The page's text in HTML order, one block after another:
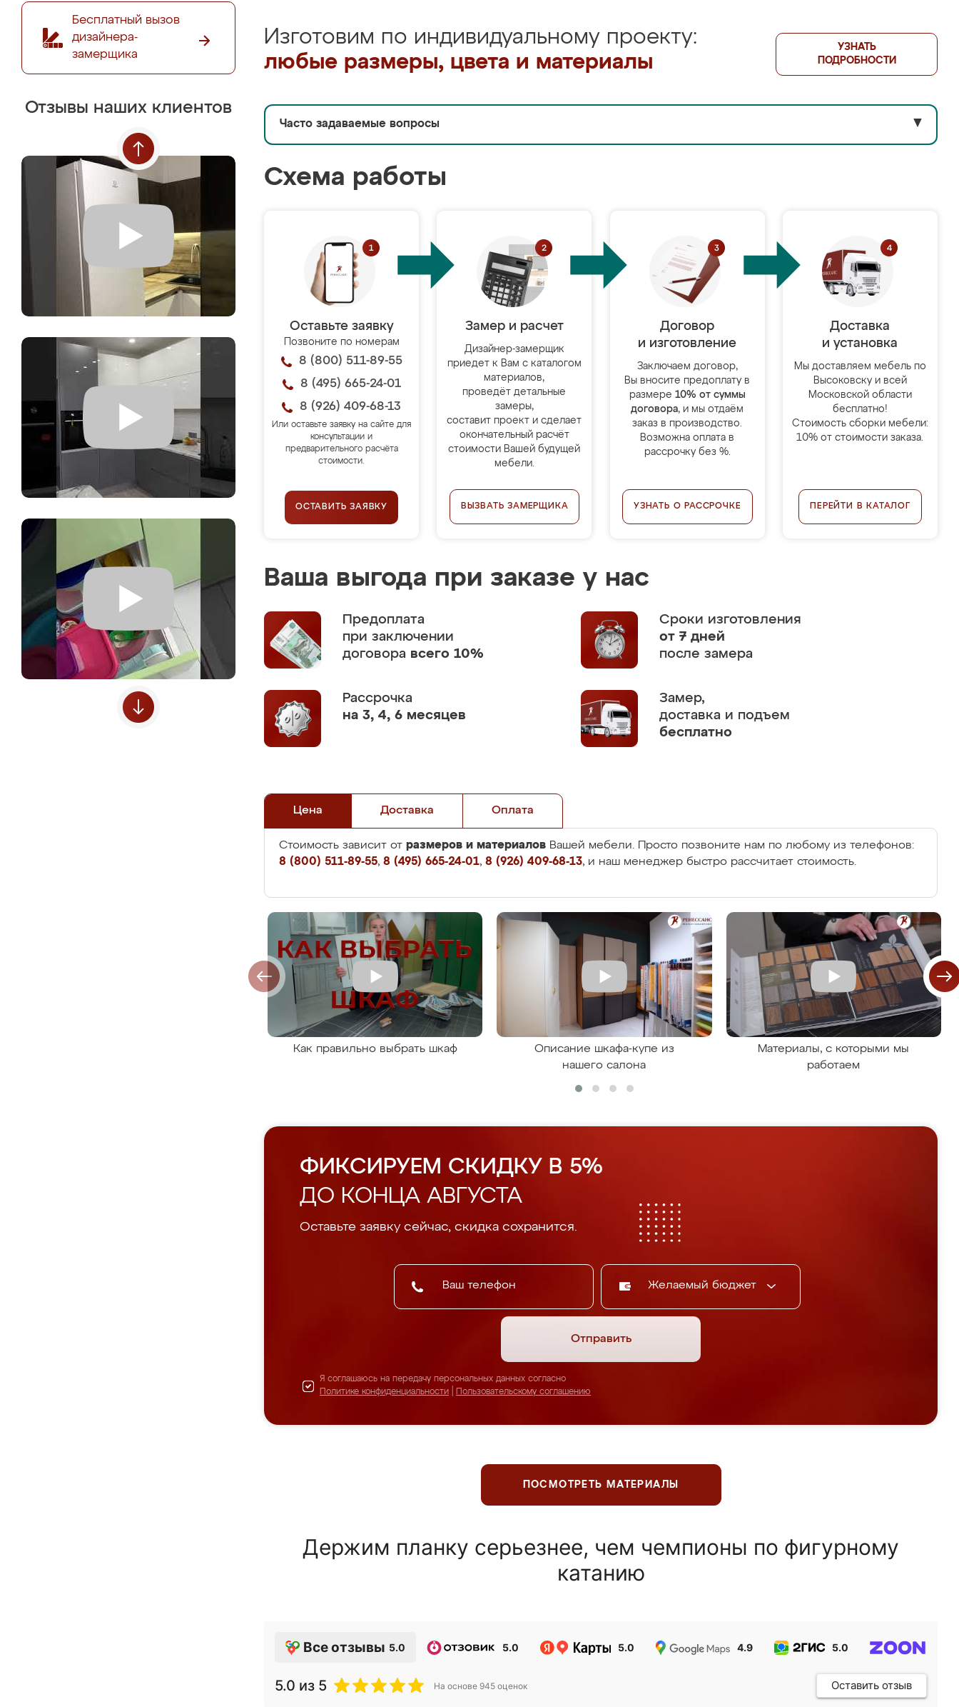
Бесплатный вызов
дизайнера-
замерщика
Отзывы наших клиентов
Изготовим по индивидуальному проекту:
любые размеры, цвета и материалы
УЗНАТЬ
ПОДРОБНОСТИ
Часто задаваемые вопросы ▼
Схема работы
Оставьте заявку
Позвоните по номерам
8 (800) 511-89-55
8 (495) 665-24-01
8 (926) 409-68-13
Или оставьте заявку на сайте для
консультации и
предварительного расчёта
стоимости.
ОСТАВИТЬ ЗАЯВКУ
Замер и расчет
Дизайнер-замерщик
приедет к Вам с каталогом
материалов,
проведёт детальные
замеры,
составит проект и сделает
окончательный расчёт
стоимости Вашей будущей
мебели.
ВЫЗВАТЬ ЗАМЕРЩИКА
Договор
и изготовление
Заключаем договор,
Вы вносите предоплату в
размере 10% от суммы
договора, и мы отдаём
заказ в производство.
Возможна оплата в
рассрочку без %.
УЗНАТЬ О РАССРОЧКЕ
Доставка
и установка
Мы доставляем мебель по
Высоковску и всей
Московской области
бесплатно!
Стоимость сборки мебели:
10% от стоимости заказа.
ПЕРЕЙТИ В КАТАЛОГ
Ваша выгода при заказе у нас
Предоплата
при заключении
договора всего 10%
Сроки изготовления
от 7 дней
после замера
Рассрочка
на 3, 4, 6 месяцев
Замер,
доставка и подъем
бесплатно
Цена Доставка Оплата
Стоимость зависит от размеров и материалов Вашей мебели. Просто позвоните нам по любому из телефонов:
8 (800) 511-89-55, 8 (495) 665-24-01, 8 (926) 409-68-13, и наш менеджер быстро рассчитает стоимость.
Как правильно выбрать шкаф
Описание шкафа-купе из
нашего салона
Материалы, с которыми мы
работаем
ФИКСИРУЕМ СКИДКУ В 5%
ДО КОНЦА АВГУСТА
Оставьте заявку сейчас, скидка сохранится.
Желаемый бюджет
Отправить
Я соглашаюсь на передачу персональных данных согласно
Политике конфиденциальности
Пользовательскому соглашению
ПОСМОТРЕТЬ МАТЕРИАЛЫ
Держим планку серьезнее, чем чемпионы по фигурному
катанию
Все отзывы 5.0 5.0 5.0 4.9 5.0
5.0 из 5 На основе 945 оценок Оставить отзыв